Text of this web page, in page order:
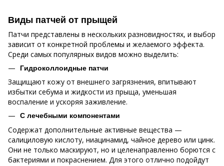
Виды патчей от прыщей
Патчи представлены в нескольких разновидностях, и выбор
зависит от конкретной проблемы и желаемого эффекта.
Среди самых популярных видов можно выделить:
Гидроколлоидные патчи
Защищают кожу от внешнего загрязнения, впитывают
избытки себума и жидкости из прыща, уменьшая
воспаление и ускоряя заживление.
С лечебными компонентами
Содержат дополнительные активные вещества —
салициловую кислоту, ниацинамид, чайное дерево или цинк.
Они не только маскируют, но и целенаправленно борются с
бактериями и покраснением. Для этого отлично подойдут